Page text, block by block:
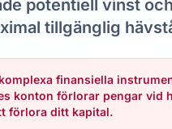
potentiell vinst
tillgänglig
finansiella
konton förlorar pengar vid
förlora ditt kapital.